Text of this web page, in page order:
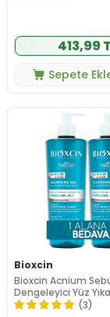
413,99
Sepete
Bioxcin
Bioxcin Acnium
Dengeleyici Yüz
ALANA 1 BEDAVA
(3)